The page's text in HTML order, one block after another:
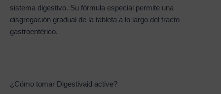
sistema digestivo. Su fórmula especial permite una
disgregación gradual de la tableta a lo largo del tracto
gastroentérico.
¿Cómo tomar Digestivaid active?